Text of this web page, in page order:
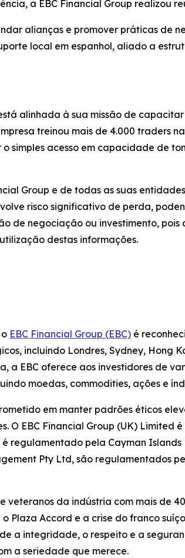
a EBC Financial Group realizou
alianças e promover práticas de
local em espanhol, aliado a
alinhada à sua missão de
treinou mais de 4.000 traders
simples acesso em capacidade de
Group e de todas as suas
risco significativo de perda,
negociação ou investimento, pois
destas informações.
EBC Financial Group (EBC) é
incluindo Londres, Sydney, Hong
a EBC oferece aos investidores de
moedas, commodities, ações e
em manter padrões éticos
O EBC Financial Group (UK)
regulamentado pela Cayman
Pty Ltd, são regulamentados
veteranos da indústria com mais de
Plaza Accord e a crise do franco
a integridade, o respeito e a
a seriedade que merece.